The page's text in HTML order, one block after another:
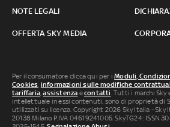
NOTE LEGALI
OFFERTA SKY MEDIA
Per il consumatore clicca qui per iModuli,
Cookies, informazioni sulle modifiche
tariffaria,assistenza econtatti. Tutti i marchi
intellettuale in essi contenuti, sono di proprietà di
utilizzati su licenza. Copyright 2026 Sky Italia - Sky
20138 Milano P.IVA 04619241005. SkyTG24: ISSN